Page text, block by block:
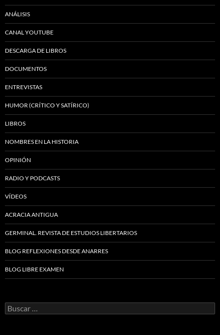
ANÁLISIS
CANAL YOUTUBE
DESCARGA DE LIBROS
DOCUMENTOS
ENTREVISTAS
HUMOR (CRÍTICO Y SATÍRICO)
LIBROS
NOMBRES EN LA HISTORIA
OPINIÓN
RADIO Y PODCASTS
VÍDEOS
ACRACIA ANTIGUA
GERMINAL. REVISTA DE ESTUDIOS LIBERTARIOS
BLOG REFLEXIONES DESDE ANARRES
BLOG LIBRE EXAMEN
Buscar: